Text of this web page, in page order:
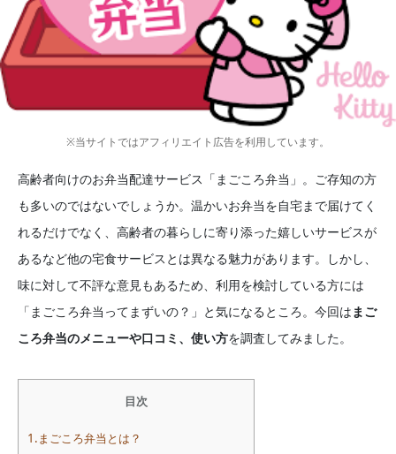
※当サイトではアフィリエイト広告を利用しています。
高齢者向けのお弁当配達サービス「まごころ弁当」。ご存知の方
も多いのではないでしょうか。温かいお弁当を自宅まで届けてく
れるだけでなく、高齢者の暮らしに寄り添った嬉しいサービスが
あるなど他の宅食サービスとは異なる魅力があります。しかし、
味に対して不評な意見もあるため、利用を検討している方には
「まごころ弁当ってまずいの？」と気になるところ。今回はまご
ころ弁当のメニューや口コミ、使い方を調査してみました。
目次
1.まごころ弁当とは？